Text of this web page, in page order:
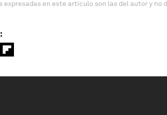
expresadas en este artículo son las del autor y no